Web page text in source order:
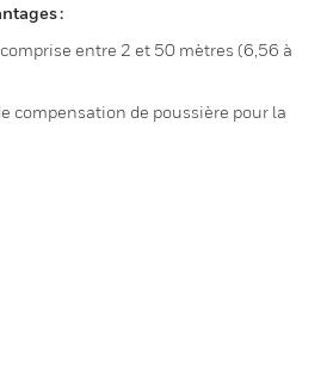
:
entre 2 et 50 mètres (6,56 à
compensation de poussière pour la